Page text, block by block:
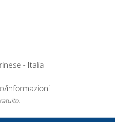
- Italia
informazioni